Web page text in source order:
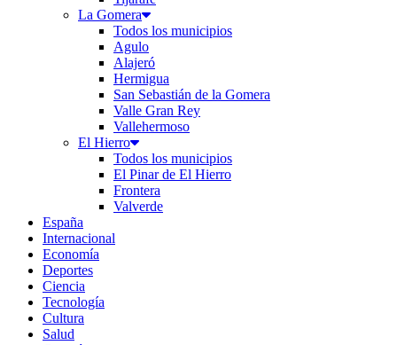
La Gomera
Todos los municipios
Agulo
Alajeró
Hermigua
San Sebastián de la Gomera
Valle Gran Rey
Vallehermoso
El Hierro
Todos los municipios
El Pinar de El Hierro
Frontera
Valverde
España
Internacional
Economía
Deportes
Ciencia
Tecnología
Cultura
Salud